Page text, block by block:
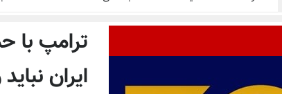
ترامپ با
ایران